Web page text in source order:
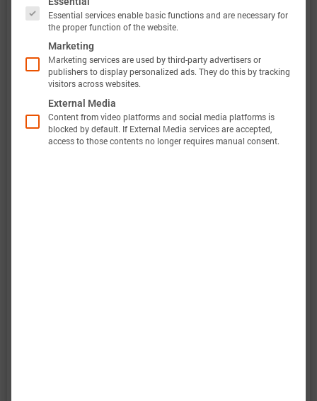
定义
此外，巴特莫电池模型的验证将完全透明。巴特莫
电池数据包含原始测量数据和仿真数据。所有实验
都会计算电压、温度、功率和能量的准确性。这使
得可以轻松评估和分析巴特莫电池模型的有效性。
Essential services enable basic functions and are necessary for
the proper function of the website.
Marketing
Marketing services are used by third-party advertisers or
publishers to display personalized ads. They do this by tracking
visitors across websites.
External Media
Content from video platforms and social media platforms is
blocked by default. If External Media services are accepted,
access to those contents no longer requires manual consent.